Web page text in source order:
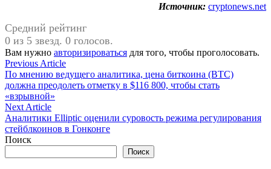
Источник: cryptonews.net
Средний рейтинг
0 из 5 звезд. 0 голосов.
Вам нужно авторизироваться для того, чтобы проголосовать.
Навигация
по
записям
Previous ArticlePrevious
article:
По мнению ведущего аналитика, цена биткоина (BTC)
должна преодолеть отметку в $116 800, чтобы стать
«взрывной»
Next ArticleNext
article:
Аналитики Elliptic оценили суровость режима регулирования
стейблкоинов в Гонконге
Поиск
Поиск